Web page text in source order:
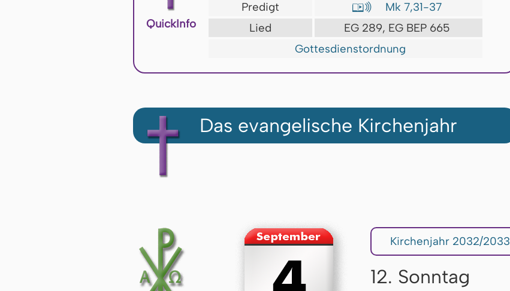
QuickInfo
Predigt

Mk 7,31-37
Lied
EG 289, EG BEP 665
Gottesdienstordnung
Das evangelische Kirchenjahr
Kirchenjahr 2032/2033
12. Sonntag